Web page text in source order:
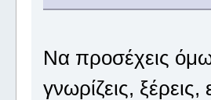
Να προσέχεις
γνωρίζεις,